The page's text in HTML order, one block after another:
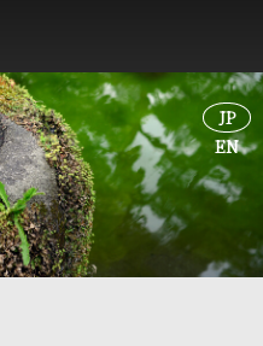
JP
EN
JP
EN